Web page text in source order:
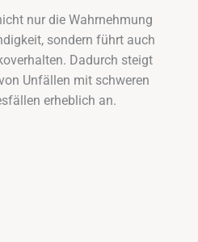
nur die Wahrnehmung
sondern führt auch
Dadurch steigt
Unfällen mit schweren
erheblich an.